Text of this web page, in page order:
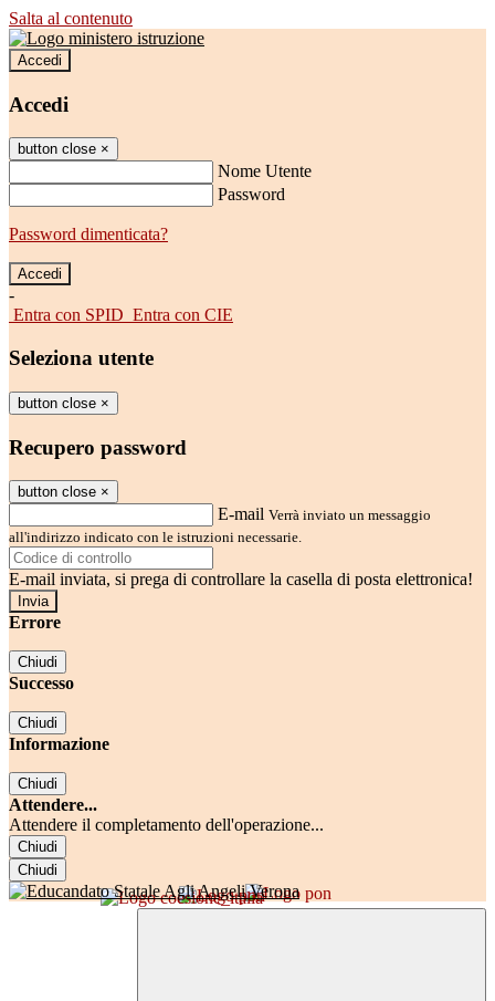
Salta al contenuto
Accedi
Accedi
button close ×
Nome Utente
Password
Password dimenticata?
-
Entra con SPID Entra con CIE
Seleziona utente
button close ×
Recupero password
button close ×
E-mail Verrà inviato un messaggio
all'indirizzo indicato con le istruzioni necessarie.
E-mail inviata, si prega di controllare la casella di posta elettronica!
Errore
Chiudi
Successo
Chiudi
Informazione
Chiudi
Attendere...
Attendere il completamento dell'operazione...
Chiudi
Chiudi